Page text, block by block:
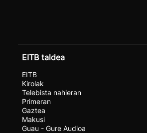
EITB taldea
EITB
Kirolak
Telebista nahieran
Primeran
Gaztea
Makusi
Guau - Gure Audioa